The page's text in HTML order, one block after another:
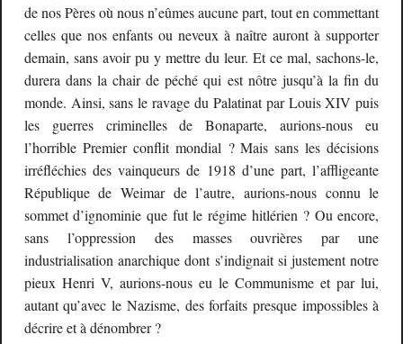
de nos Pères où nous n’eûmes aucune part, tout en commettant
celles que nos enfants ou neveux à naître auront à supporter
demain, sans avoir pu y mettre du leur. Et ce mal, sachons-le,
durera dans la chair de péché qui est nôtre jusqu’à la fin du
monde. Ainsi, sans le ravage du Palatinat par Louis XIV puis
les guerres criminelles de Bonaparte, aurions-nous eu
l’horrible Premier conflit mondial ? Mais sans les décisions
irréfléchies des vainqueurs de 1918 d’une part, l’affligeante
République de Weimar de l’autre, aurions-nous connu le
sommet d’ignominie que fut le régime hitlérien ? Ou encore,
sans l’oppression des masses ouvrières par une
industrialisation anarchique dont s’indignait si justement notre
pieux Henri V, aurions-nous eu le Communisme et par lui,
autant qu’avec le Nazisme, des forfaits presque impossibles à
décrire et à dénombrer ?